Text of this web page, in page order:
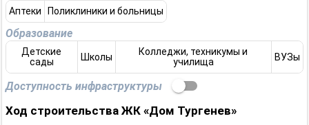
Аптеки Поликлиники и больницы
Образование
Детские
сады
Школы
Колледжи, техникумы и
училища
ВУЗы
Доступность инфраструктуры
Ход строительства ЖК «Дом Тургенев»